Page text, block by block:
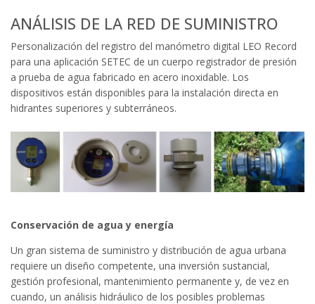
ANÁLISIS DE LA RED DE SUMINISTRO
Personalización del registro del manómetro digital LEO Record
para una aplicación SETEC de un cuerpo registrador de presión
a prueba de agua fabricado en acero inoxidable. Los
dispositivos están disponibles para la instalación directa en
hidrantes superiores y subterráneos.
Conservación de agua y energía
Un gran sistema de suministro y distribución de agua urbana
requiere un diseño competente, una inversión sustancial,
gestión profesional, mantenimiento permanente y, de vez en
cuando, un análisis hidráulico de los posibles problemas